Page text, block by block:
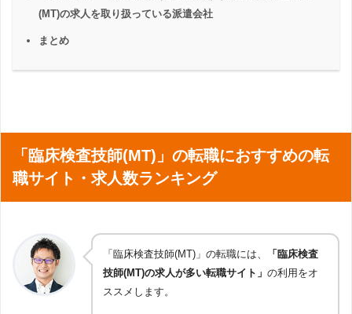
(MT)の求人を取り扱っている派遣会社
まとめ
「臨床検査技師(MT)」の転職におすすめの転
職サイト・求人数ランキング
「臨床検査技師(MT)」の転職には、
「臨床検査
技師(MT)の求人が多い転職サイト」 の利用をオ
ススメします。